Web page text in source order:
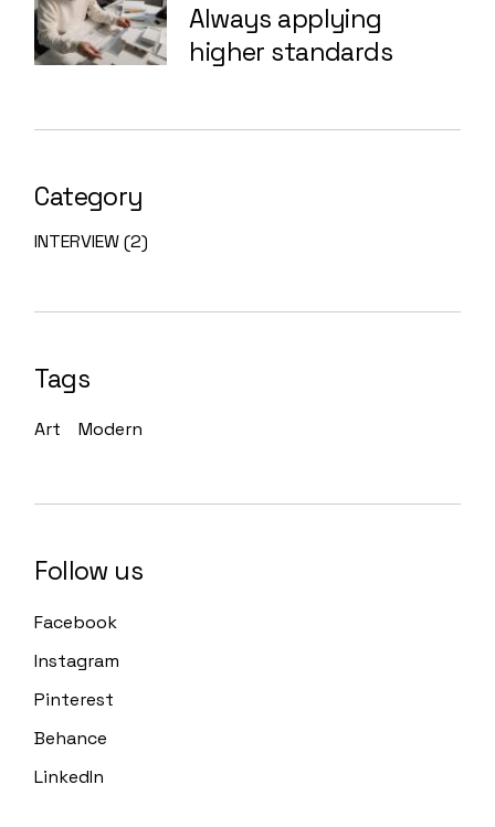
Always applying
higher standards
Category
INTERVIEW(2)
Tags
Art Modern
Follow us
Facebook
Instagram
Pinterest
Behance
LinkedIn